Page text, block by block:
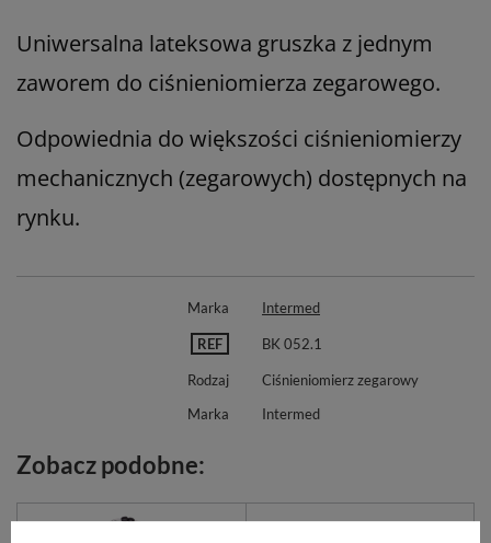
Uniwersalna lateksowa gruszka z jednym
zaworem do ciśnieniomierza zegarowego.
Odpowiednia do większości ciśnieniomierzy
mechanicznych (zegarowych) dostępnych na
rynku.
Marka Intermed
REF BK 052.1
Rodzaj
Ciśnieniomierz zegarowy
Marka
Intermed
Zobacz podobne: